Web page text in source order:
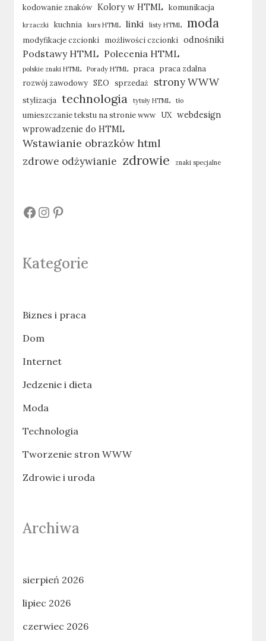
kodowanie znaków Kolory w HTML komunikacja
krzaczki kuchnia kurs HTML linki listy HTML moda
modyfikacje czcionki możliwości czcionki odnośniki
Podstawy HTML Polecenia HTML
polskie znaki HTML Porady HTML praca
praca zdalna
rozwój zawodowy SEO sprzedaż strony WWW
stylizacja technologia tytuły HTML tło
umieszczanie tekstu na stronie www UX webdesign
wprowadzenie do HTML
Wstawianie obrazków html
zdrowe odżywianie zdrowie znaki specjalne
# # #
Kategorie
Biznes i praca
Dom
Internet
Jedzenie i dieta
Moda
Technologia
Tworzenie stron WWW
Zdrowie i uroda
Archiwa
sierpień 2026
lipiec 2026
czerwiec 2026